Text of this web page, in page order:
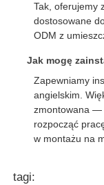
Tak, oferujemy
dostosowane
ODM z
Jak mogę
Zapewniamy
angielskim.
zmontowana —
rozpocząć
w montażu na
tagi: